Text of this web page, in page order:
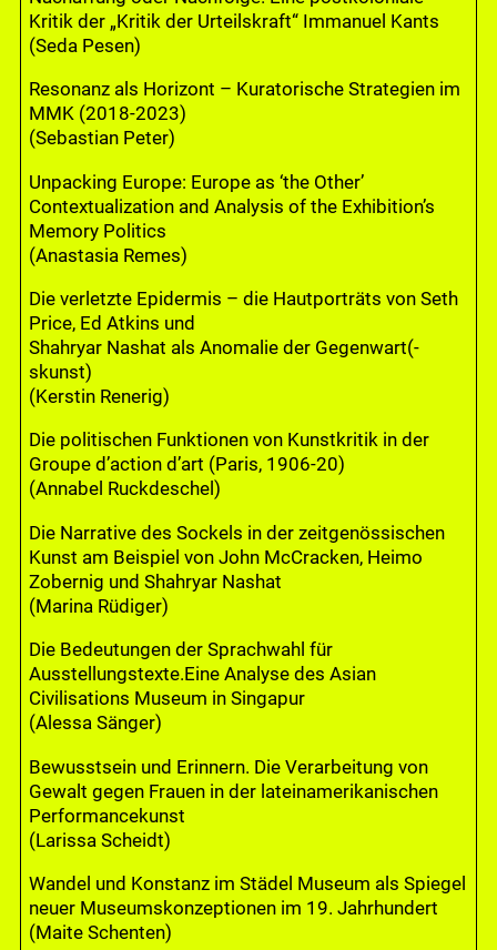
Kritik der „Kritik der Urteilskraft“ Immanuel Kants
(Seda Pesen)
Resonanz als Horizont – Kuratorische Strategien im
MMK (2018-2023)
(Sebastian Peter)
Unpacking Europe: Europe as ‘the Other’
Contextualization and Analysis of the Exhibition’s
Memory Politics
(Anastasia Remes)
Die verletzte Epidermis – die Hautporträts von Seth
Price, Ed Atkins und
Shahryar Nashat als Anomalie der Gegenwart(-
skunst)
(Kerstin Renerig)
Die politischen Funktionen von Kunstkritik in der
Groupe d’action d’art (Paris, 1906-20)
(Annabel Ruckdeschel)
Die Narrative des Sockels in der zeitgenössischen
Kunst am Beispiel von John McCracken, Heimo
Zobernig und Shahryar Nashat
(Marina Rüdiger)
Die Bedeutungen der Sprachwahl für
Ausstellungstexte.Eine Analyse des Asian
Civilisations Museum in Singapur
(Alessa Sänger)
Bewusstsein und Erinnern. Die Verarbeitung von
Gewalt gegen Frauen in der lateinamerikanischen
Performancekunst
(Larissa Scheidt)
Wandel und Konstanz im Städel Museum als Spiegel
neuer Museumskonzeptionen im 19. Jahrhundert
(Maite Schenten)